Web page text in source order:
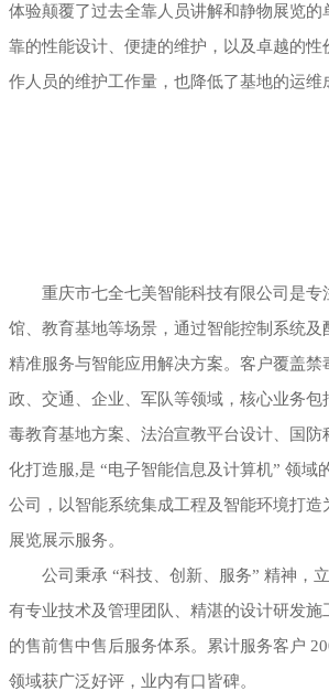
体验颠覆了过去全靠人员讲解和静物展览的
靠的性能设计、便捷的维护，以及卓越的性
作人员的维护工作量，也降低了基地的运维
重庆市七全七美智能科技有限公司是专
馆、教育基地等场景，通过智能控制系统及
精准服务与智能应用解决方案。客户覆盖禁
政、交通、企业、军队等领域，核心业务包
毒教育基地方案、法治宣教平台设计、国防
化打造服,是 “电子智能信息及计算机” 领域
公司，以智能系统集成工程及智能环境打造
展览展示服务。
公司秉承 “科技、创新、服务” 精神，
有专业技术及管理团队、精湛的设计研发施
的售前售中售后服务体系。累计服务客户
领域获广泛好评，业内有口皆碑。